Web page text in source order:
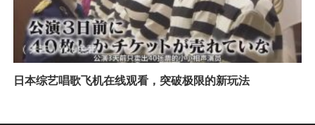
日本综艺唱歌飞机在线观看，突破极限的新玩法